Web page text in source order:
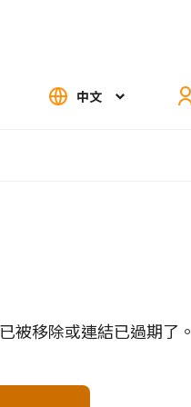
中文
被移除或連結已過期了。